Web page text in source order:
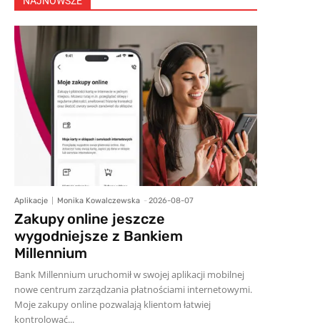
Aplikacje Monika Kowalczewska - 2026-08-07
Zakupy online jeszcze
wygodniejsze z Bankiem
Millennium
Bank Millennium uruchomił w swojej aplikacji mobilnej
nowe centrum zarządzania płatnościami internetowymi.
Moje zakupy online pozwalają klientom łatwiej
kontrolować...